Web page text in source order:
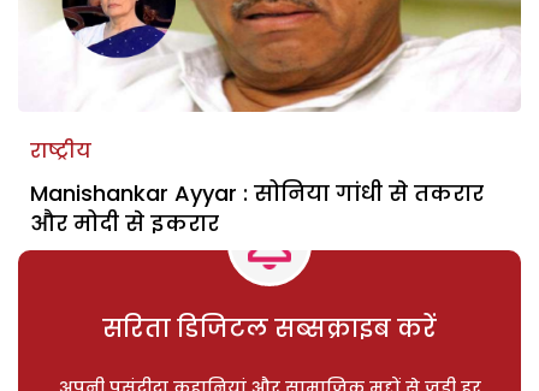
राष्ट्रीय
Manishankar Ayyar : सोनिया गांधी से तकरार
और मोदी से इकरार
सरिता डिजिटल सब्सक्राइब करें